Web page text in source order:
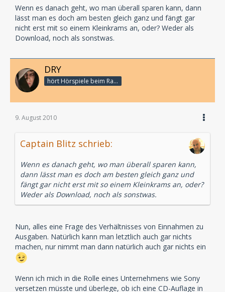
Wenn es danach geht, wo man überall sparen kann, dann
lässt man es doch am besten gleich ganz und fängt gar
nicht erst mit so einem Kleinkrams an, oder? Weder als
Download, noch als sonstwas.
DRY
hört Hörspiele beim Rasenmähen
9. August 2010
Captain Blitz schrieb:
Wenn es danach geht, wo man überall sparen kann,
dann lässt man es doch am besten gleich ganz und
fängt gar nicht erst mit so einem Kleinkrams an, oder?
Weder als Download, noch als sonstwas.
Nun, alles eine Frage des Verhältnisses von Einnahmen zu
Ausgaben. Natürlich kann man letztlich auch gar nichts
machen, nur nimmt man dann natürlich auch gar nichts ein
Wenn ich mich in die Rolle eines Unternehmens wie Sony
versetzen müsste und überlege, ob ich eine CD-Auflage in